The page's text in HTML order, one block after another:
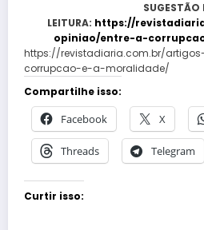
SUGESTÃO
LEITURA: https://
opiniao/entre-a-
https://revistadiaria.com.br/
corrupcao-e-a-moralidade/
Compartilhe isso:
Facebook X
Threads Telegram
Curtir isso: